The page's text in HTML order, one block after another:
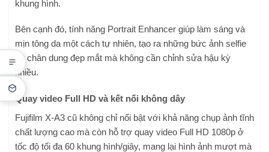
khung hình.
Bên cạnh đó, tính năng Portrait Enhancer giúp làm sáng và
mịn tông da một cách tự nhiên, tạo ra những bức ảnh selfie
và chân dung đẹp mắt mà không cần chỉnh sửa hậu kỳ
nhiều.
Quay video Full HD và kết nối không dây
Fujifilm X-A3 cũ không chỉ nổi bật với khả năng chụp ảnh tĩnh
chất lượng cao mà còn hỗ trợ quay video Full HD 1080p ở
tốc độ tối đa 60 khung hình/giây, mang lại hình ảnh mượt mà